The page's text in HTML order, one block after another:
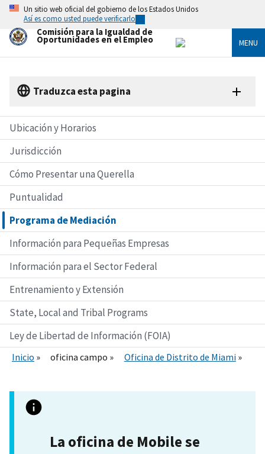
Skip
main
content
Un sitio web oficial del gobierno de los Estados Unidos
Así es como usted puede verificarlo
Comisión para la Igualdad de
Oportunidades en el Empleo MENU
Traduzca esta pagina
Ubicación y Horarios
Jurisdicción
Cómo Presentar una Querella
Puntualidad
Programa de Mediación
Información para Pequeñas Empresas
Información para el Sector Federal
Entrenamiento y Extensión
State, Local and Tribal Programs
Ley de Libertad de Información (FOIA)
Inicio oficina campo Oficina de Distrito de Miami
La oficina de Mobile se